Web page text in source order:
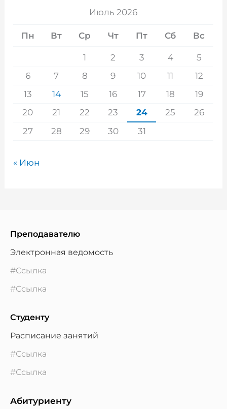
Июль 2026
Пн Вт Ср Чт Пт Сб Вс
1 2 3 4
5
6
7 8 9 10 11
12
13
14 15 16 17 18
19
20
21 22 23 24 25
26
27
28 29 30 31
« Июн
Преподавателю
Электронная ведомость
#Ссылка
#Ссылка
Студенту
Расписание занятий
#Ссылка
#Ссылка
Абитуриенту